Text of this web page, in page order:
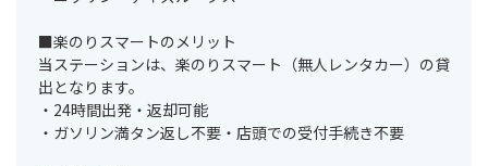
■楽のりスマートのメリット
当ステーションは、楽のりスマート（無人レンタカー）の貸
出となります。
・24時間出発・返却可能
・ガソリン満タン返し不要・店頭での受付手続き不要